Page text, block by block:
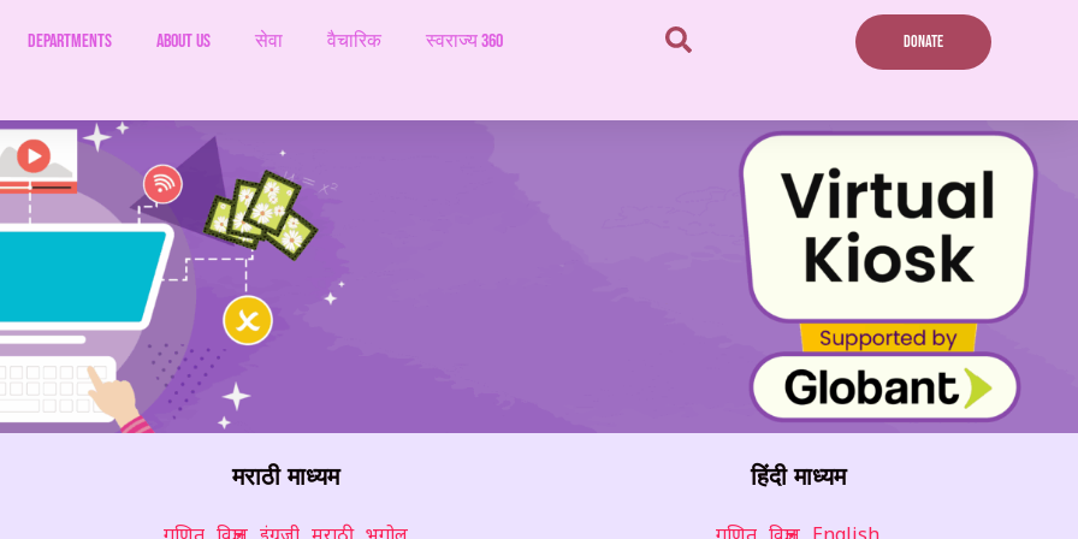
Departments ABOUT US सेवा वैचारिक स्वराज्य 360 DONATE
मराठी माध्यम हिंदी माध्यम